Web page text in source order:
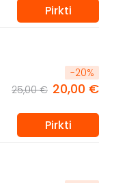
Pirkti
-20%
25,00 € 20,00 €
Pirkti